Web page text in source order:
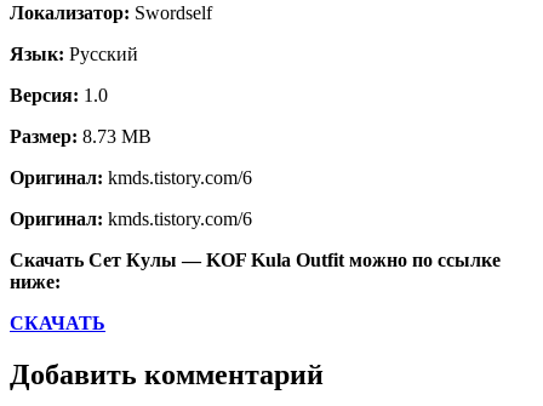
Локализатор: Swordself
Язык: Русский
Версия: 1.0
Размер: 8.73 MB
Оригинал: kmds.tistory.com/6
Оригинал: kmds.tistory.com/6
Скачать Сет Кулы — KOF Kula Outfit можно по ссылке
ниже:
СКАЧАТЬ
Добавить комментарий